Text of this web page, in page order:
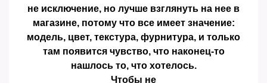
не исключение, но лучше взглянуть на нее в
магазине, потому что все имеет значение:
модель, цвет, текстура, фурнитура, и только
там появится чувство, что наконец-то
нашлось то, что хотелось.
Чтобы не